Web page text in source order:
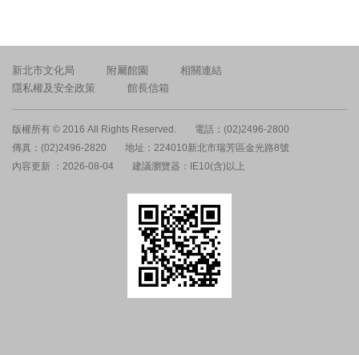
新北市文化局 附屬館園
相關連結
隱私權及安全政策
館長信箱
版權所有 © 2016 All Rights Reserved.
電話：(02)2496-2800
傳真：(02)2496-2820
地址：224010新北市瑞芳區金光路8號
內容更新 ：2026-08-04
建議瀏覽器：IE10(含)以上